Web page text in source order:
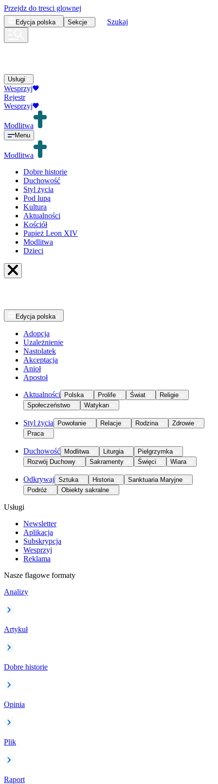
Przejdz do tresci glownej
Edycja polska Sekcje Szukaj
Usługi
Wesprzyj
Rejestr
Wesprzyj
Modlitwa
Menu
Modlitwa
Dobre historie
Duchowość
Styl życia
Pod lupą
Kultura
Aktualności
Kościół
Papież Leon XIV
Modlitwa
Dzieci
Edycja polska
Adopcja
Uzależnienie
Nastolatek
Akceptacja
Anioł
Apostoł
Aktualności Polska Prolife Świat
Religie
Społeczeństwo
Watykan
Styl życia Powołanie Relacje Rodzina
Zdrowie
Praca
Duchowość Modlitwa Liturgia
Pielgrzymka
Rozwój Duchowy
Sakramenty Święci Wiara
Odkrywaj Sztuka Historia
Sanktuaria Maryjne
Podróż
Obiekty sakralne
Usługi
Newsletter
Aplikacja
Subskrypcja
Wesprzyj
Reklama
Nasze flagowe formaty
Analizy
Artykuł
Dobre historie
Opinia
Plik
Raport